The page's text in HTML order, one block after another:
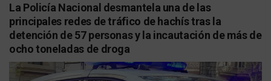
La Policía Nacional desmantela una de las
principales redes de tráfico de hachís tras la
detención de 57 personas y la incautación de más de
ocho toneladas de droga